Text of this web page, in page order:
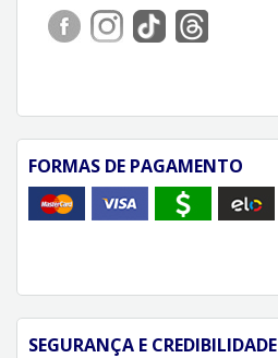
FORMAS DE PAGAMENTO
SEGURANÇA E CREDIBILIDADE